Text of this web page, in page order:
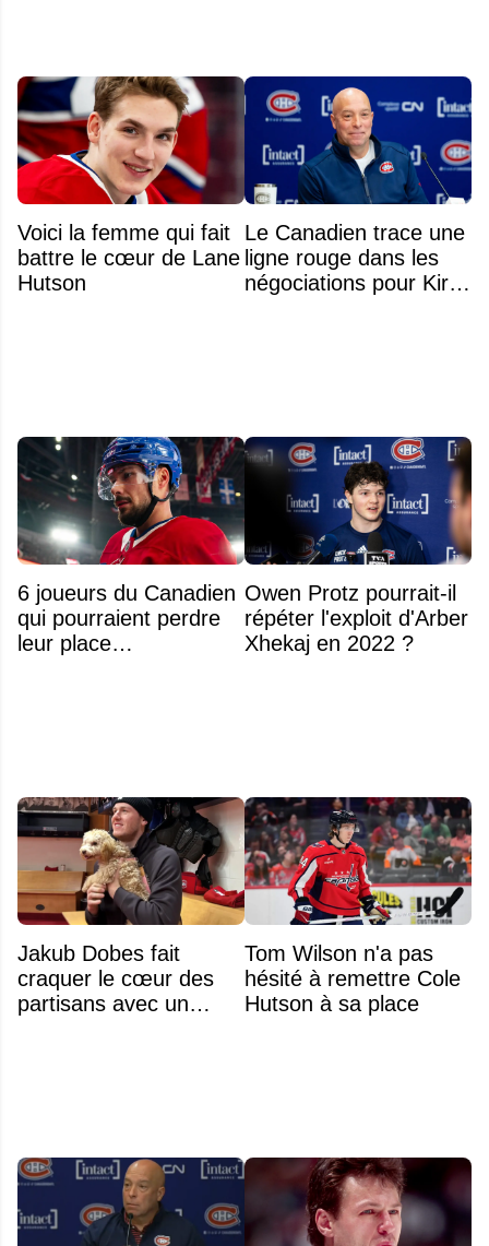
Voici la femme qui fait
battre le cœur de Lane
Hutson
Le Canadien trace une
ligne rouge dans les
négociations pour Kirill
6 joueurs du Canadien
qui pourraient perdre
leur place
Owen Protz pourrait-il
répéter l'exploit d'Arber
Xhekaj en 2022 ?
Jakub Dobes fait
craquer le cœur des
partisans avec un
Tom Wilson n'a pas
hésité à remettre Cole
Hutson à sa place